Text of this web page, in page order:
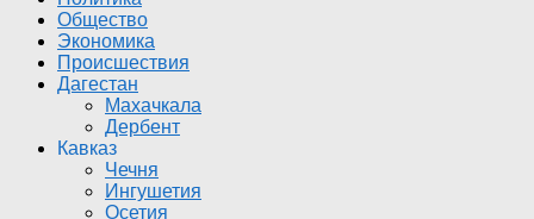
Общество
Экономика
Происшествия
Дагестан
Махачкала
Дербент
Кавказ
Чечня
Ингушетия
Осетия